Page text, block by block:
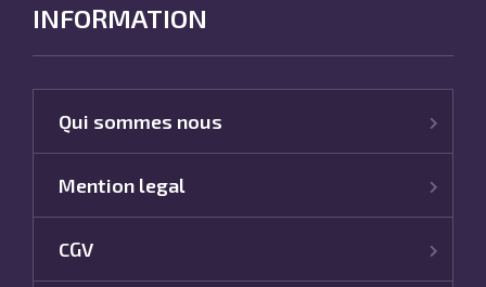
INFORMATION
Qui sommes nous
Mention legal
CGV